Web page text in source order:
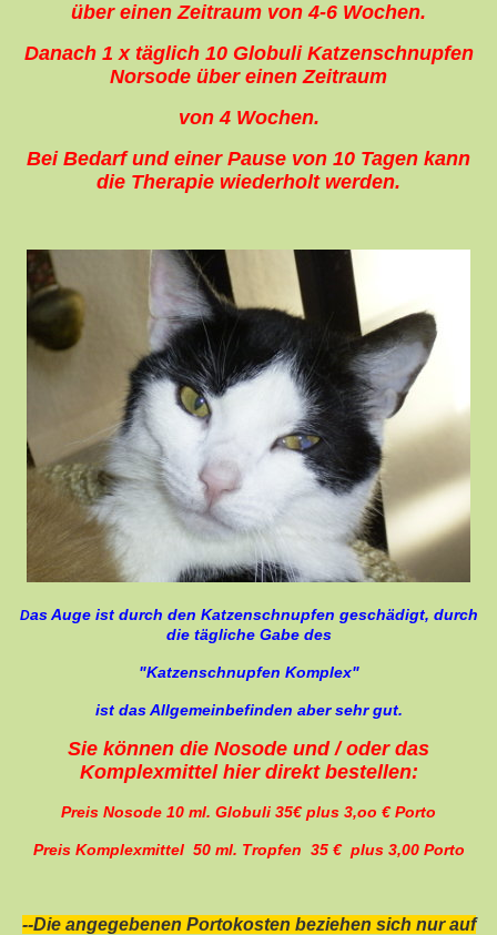
über einen Zeitraum von 4-6 Wochen.
Danach 1 x täglich 10 Globuli Katzenschnupfen
Norsode über einen Zeitraum
von 4 Wochen.
Bei Bedarf und einer Pause von 10 Tagen kann
die Therapie wiederholt werden.
Das Auge ist durch den Katzenschnupfen geschädigt, durch
die tägliche Gabe des
"Katzenschnupfen Komplex"
ist das Allgemeinbefinden aber sehr gut.
Sie können die Nosode und / oder das
Komplexmittel hier direkt bestellen:
Preis Nosode 10 ml. Globuli 35€ plus 3,oo € Porto
Preis Komplexmittel 50 ml. Tropfen 35 € plus 3,00 Porto
--Die angegebenen Portokosten beziehen sich nur auf